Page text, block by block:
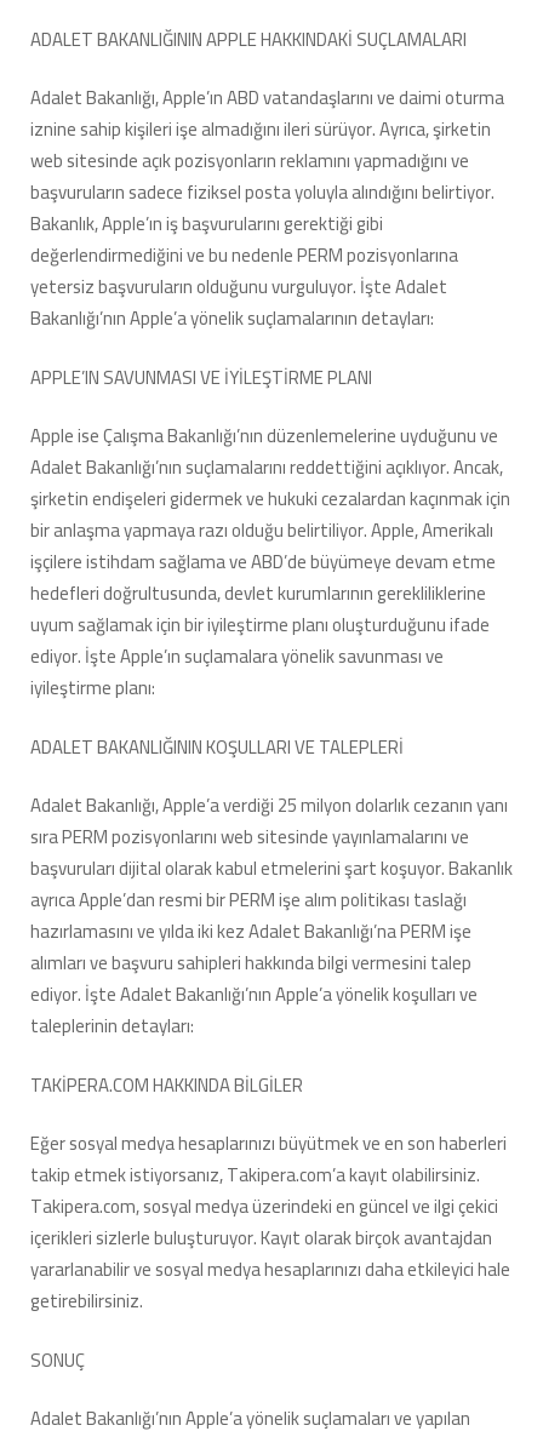
ADALET BAKANLIĞININ APPLE HAKKINDAKİ SUÇLAMALARI
Adalet Bakanlığı, Apple’ın ABD vatandaşlarını ve daimi oturma
iznine sahip kişileri işe almadığını ileri sürüyor. Ayrıca, şirketin
web sitesinde açık pozisyonların reklamını yapmadığını ve
başvuruların sadece fiziksel posta yoluyla alındığını belirtiyor.
Bakanlık, Apple’ın iş başvurularını gerektiği gibi
değerlendirmediğini ve bu nedenle PERM pozisyonlarına
yetersiz başvuruların olduğunu vurguluyor. İşte Adalet
Bakanlığı’nın Apple’a yönelik suçlamalarının detayları:
APPLE’IN SAVUNMASI VE İYİLEŞTİRME PLANI
Apple ise Çalışma Bakanlığı’nın düzenlemelerine uyduğunu ve
Adalet Bakanlığı’nın suçlamalarını reddettiğini açıklıyor. Ancak,
şirketin endişeleri gidermek ve hukuki cezalardan kaçınmak için
bir anlaşma yapmaya razı olduğu belirtiliyor. Apple, Amerikalı
işçilere istihdam sağlama ve ABD’de büyümeye devam etme
hedefleri doğrultusunda, devlet kurumlarının gerekliliklerine
uyum sağlamak için bir iyileştirme planı oluşturduğunu ifade
ediyor. İşte Apple’ın suçlamalara yönelik savunması ve
iyileştirme planı:
ADALET BAKANLIĞININ KOŞULLARI VE TALEPLERİ
Adalet Bakanlığı, Apple’a verdiği 25 milyon dolarlık cezanın yanı
sıra PERM pozisyonlarını web sitesinde yayınlamalarını ve
başvuruları dijital olarak kabul etmelerini şart koşuyor. Bakanlık
ayrıca Apple’dan resmi bir PERM işe alım politikası taslağı
hazırlamasını ve yılda iki kez Adalet Bakanlığı’na PERM işe
alımları ve başvuru sahipleri hakkında bilgi vermesini talep
ediyor. İşte Adalet Bakanlığı’nın Apple’a yönelik koşulları ve
taleplerinin detayları:
TAKİPERA.COM HAKKINDA BİLGİLER
Eğer sosyal medya hesaplarınızı büyütmek ve en son haberleri
takip etmek istiyorsanız, Takipera.com’a kayıt olabilirsiniz.
Takipera.com, sosyal medya üzerindeki en güncel ve ilgi çekici
içerikleri sizlerle buluşturuyor. Kayıt olarak birçok avantajdan
yararlanabilir ve sosyal medya hesaplarınızı daha etkileyici hale
getirebilirsiniz.
SONUÇ
Adalet Bakanlığı’nın Apple’a yönelik suçlamaları ve yapılan